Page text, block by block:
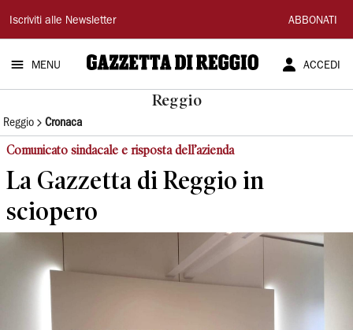
Gazzetta
di
Reggio
Iscriviti alle Newsletter ABBONATI
MENU ACCEDI
Reggio
Reggio Cronaca
Comunicato sindacale e risposta dell’azienda
La Gazzetta di Reggio in
sciopero